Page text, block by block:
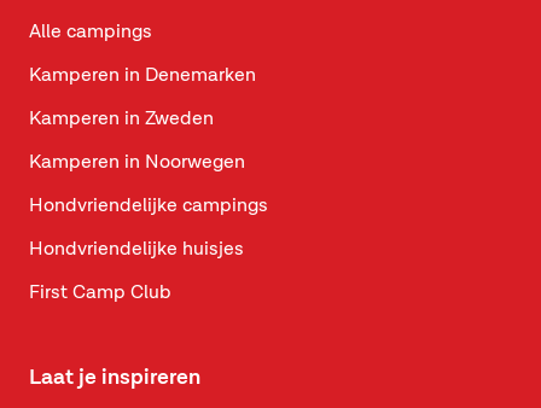
Alle campings
Kamperen in Denemarken
Kamperen in Zweden
Kamperen in Noorwegen
Hondvriendelijke campings
Hondvriendelijke huisjes
First Camp Club
Laat je inspireren